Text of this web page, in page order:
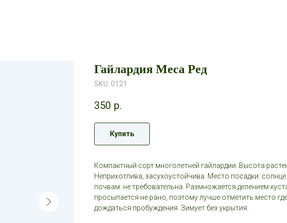
Гайлардия Меса Ред
SKU: 0121
350 р.
Купить
Компактный сорт многолетней гайлардии. Высота
Неприхотлива, засухоустойчива. Место посадки: солнце
почвам не требовательна. Размножается делением
просыпается не рано, поэтому лучше отметить место
дождаться пробуждения. Зимует без укрытия.